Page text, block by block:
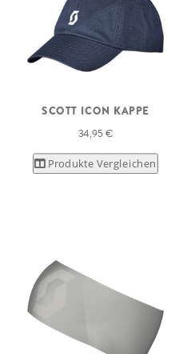
SCOTT ICON KAPPE
34,95 €
Produkte Vergleichen